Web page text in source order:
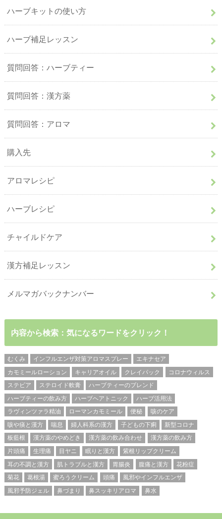
ハーブキットの使い方
ハーブ補足レッスン
質問回答：ハーブティー
質問回答：漢方薬
質問回答：アロマ
購入先
アロマレシピ
ハーブレシピ
チャイルドケア
漢方補足レッスン
メルマガバックナンバー
内容から検索：気になるワードをクリック！
むくみ インフルエンザ対策アロマスプレー
エキナセア
カモミールローション
キャリアオイル クレイパック
コロナウィルス
ステビア
ステロイド軟膏
ハーブティーのブレンド
ハーブティーの飲み方
ハーブヘアトニック
ハーブ活用法
ラヴィンツァラ精油
ローマンカモミール 便秘
咳のケア
咳や痰と漢方
喘息 婦人科系の漢方 子どもの下痢
新型コロナ
板藍根
漢方薬のやめどき 漢方薬の飲み合わせ
漢方薬の飲み方
片頭痛
生理痛 目ヤニ 眠りと漢方
紫根リップクリーム
耳の不調と漢方
肌トラブルと漢方 胃腸炎 腹痛と漢方
花粉症
菊花
葛根湯 蜜ろうクリーム 頭痛
風邪やインフルエンザ
風邪予防ジェル
鼻づまり 鼻スッキリアロマ 鼻水